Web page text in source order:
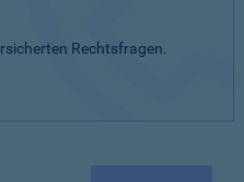
Rechtsfragen.